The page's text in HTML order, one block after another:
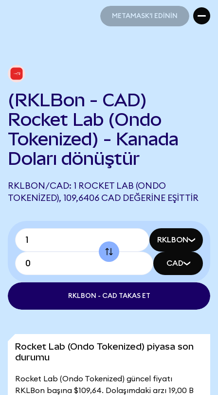
METAMASK'I EDİNİN
(RKLBon - CAD)
Rocket Lab (Ondo
Tokenized) - Kanada
Doları dönüştür
RKLBON/CAD: 1 ROCKET LAB (ONDO
TOKENIZED), 109,6406 CAD DEĞERINE EŞITTIR
RKLBON
CAD
RKLBON - CAD TAKAS ET
Rocket Lab (Ondo Tokenized) piyasa son
durumu
Rocket Lab (Ondo Tokenized) güncel fiyatı
RKLBon başına $109,64. Dolaşımdaki arzı 19,00 B